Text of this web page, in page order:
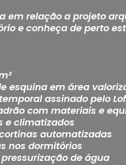
em relação a projeto
e conheça de perto
esquina em área
assinado pelo
com materiais e
e climatizados
automatizadas
nos dormitórios
de água